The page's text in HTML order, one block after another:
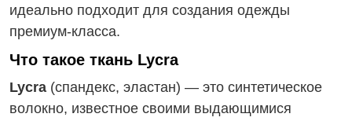
идеально подходит для создания одежды
премиум-класса.
Что такое ткань Lycra
Lycra (спандекс, эластан) — это синтетическое
волокно, известное своими выдающимися